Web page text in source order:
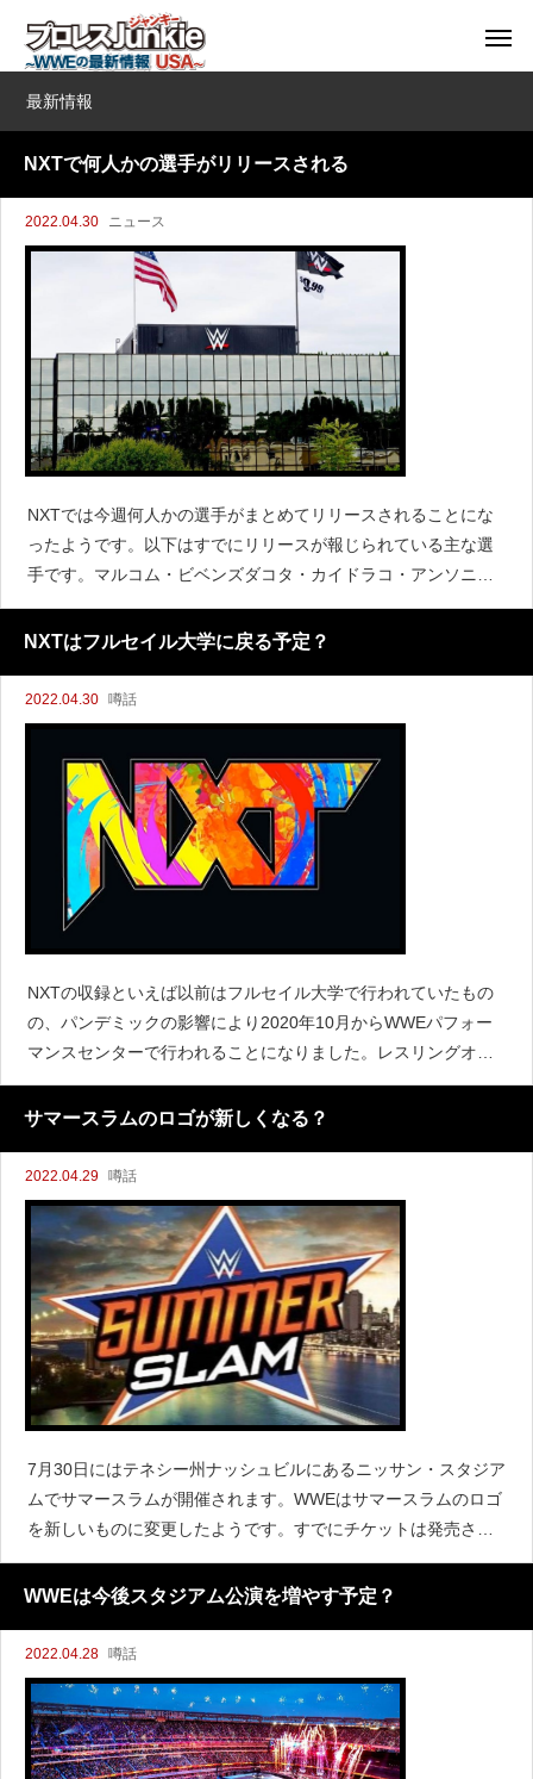
最新情報
NXTで何人かの選手がリリースされる
2022.04.30 ニュース
NXTでは今週何人かの選手がまとめてリリースされることにな
ったようです。以下はすでにリリースが報じられている主な選
手です。マルコム・ビベンズダコタ・カイドラコ・アンソニー
ハーランドデクスター・ルミスペルシア・ピロッタブレアー・
ボールドウィン『Fight
NXTはフルセイル大学に戻る予定？
2022.04.30 噂話
NXTの収録といえば以前はフルセイル大学で行われていたもの
の、パンデミックの影響により2020年10月からWWEパフォー
マンスセンターで行われることになりました。レスリングオブ
ザーバーのデイブ・メルツァーによると、NXT 2.0の収録をフル
セイル大学で行う話が上がっていると伝えています。
サマースラムのロゴが新しくなる？
2022.04.29 噂話
7月30日にはテネシー州ナッシュビルにあるニッサン・スタジア
ムでサマースラムが開催されます。WWEはサマースラムのロゴ
を新しいものに変更したようです。すでにチケットは発売され
ており、宣伝用ポスターにはローマン・レインズ、ロンダ・ラ
ウジー、ブロック・レスナーなどが登場していますが、ここ
WWEは今後スタジアム公演を増やす予定？
2022.04.28 噂話